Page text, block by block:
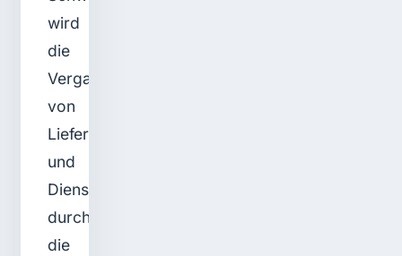
wird
die
Vergabe
von
Liefer-
und
Dienstleistungsaufträgen
durch
die